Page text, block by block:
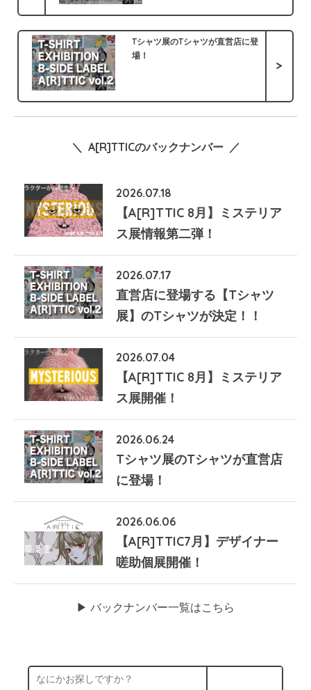
Tシャツ展のTシャツが直営店に登
場！
>
＼ A[R]TTICのバックナンバー ／
2026.07.18
【A[R]TTIC 8月】ミステリア
ス展情報第二弾！
2026.07.17
直営店に登場する【Tシャツ
展】のTシャツが決定！！
2026.07.04
【A[R]TTIC 8月】ミステリア
ス展開催！
2026.06.24
Tシャツ展のTシャツが直営店
に登場！
2026.06.06
【A[R]TTIC7月】デザイナー
嗟助個展開催！
▶︎ バックナンバー一覧はこちら